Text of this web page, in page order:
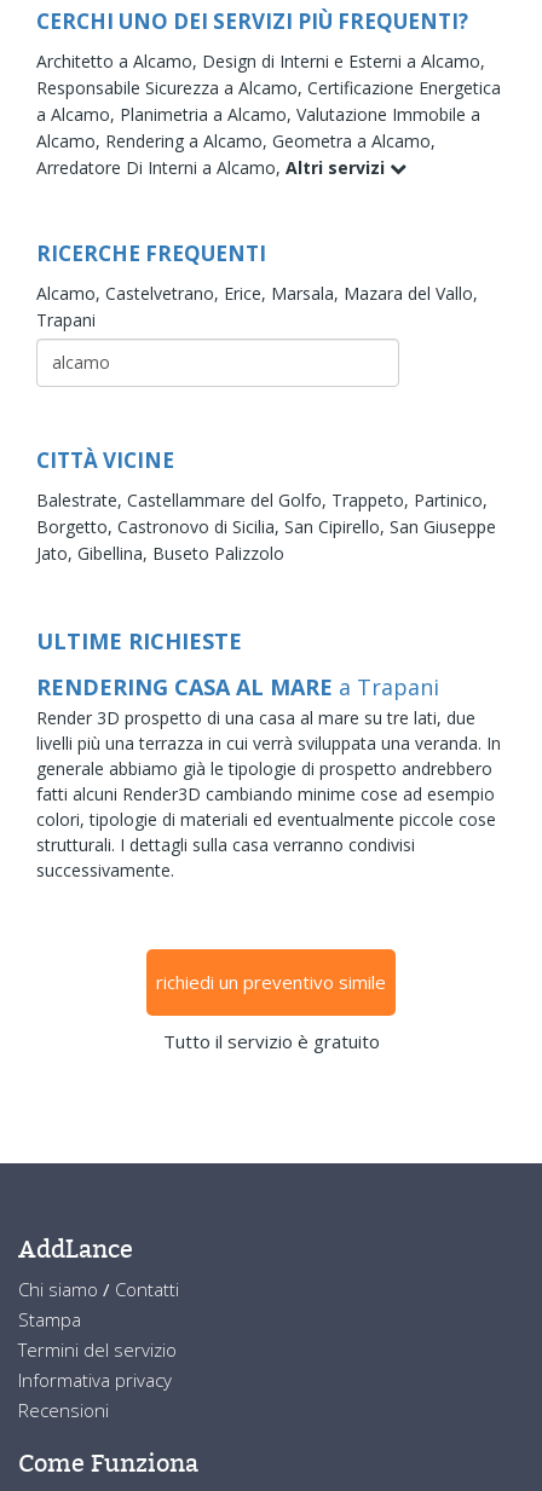
CERCHI UNO DEI SERVIZI PIÙ FREQUENTI?
Architetto a Alcamo, Design di Interni e Esterni a Alcamo,
Responsabile Sicurezza a Alcamo, Certificazione Energetica
a Alcamo, Planimetria a Alcamo, Valutazione Immobile a
Alcamo, Rendering a Alcamo, Geometra a Alcamo,
Arredatore Di Interni a Alcamo, Altri servizi
RICERCHE FREQUENTI
Alcamo, Castelvetrano, Erice, Marsala, Mazara del Vallo,
Trapani
CITTÀ VICINE
Balestrate, Castellammare del Golfo, Trappeto, Partinico,
Borgetto, Castronovo di Sicilia, San Cipirello, San Giuseppe
Jato, Gibellina, Buseto Palizzolo
ULTIME RICHIESTE
RENDERING CASA AL MARE a Trapani
Render 3D prospetto di una casa al mare su tre lati, due
livelli più una terrazza in cui verrà sviluppata una veranda. In
generale abbiamo già le tipologie di prospetto andrebbero
fatti alcuni Render3D cambiando minime cose ad esempio
colori, tipologie di materiali ed eventualmente piccole cose
strutturali. I dettagli sulla casa verranno condivisi
successivamente.
richiedi un preventivo simile
Tutto il servizio è gratuito
AddLance
Chi siamo / Contatti
Stampa
Termini del servizio
Informativa privacy
Recensioni
Come Funziona